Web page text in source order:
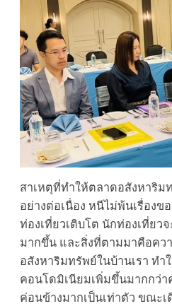
สาเหตุที่ทำให้ตลาดอสังหาริม
อย่างต่อเนื่อง หนีไม่พ้นเรื่องข
ท่องเที่ยวเติบโต นักท่องเที่ยว
มากขึ้น และสิ่งที่ตามมาคือคว
อสังหาริมทรัพย์ในบ้านเรา ทำ
คอนโดมิเนียมเพิ่มขึ้นมากกว่า
ค่อนข้างมากเป็นเท่าตัว ขณะเ